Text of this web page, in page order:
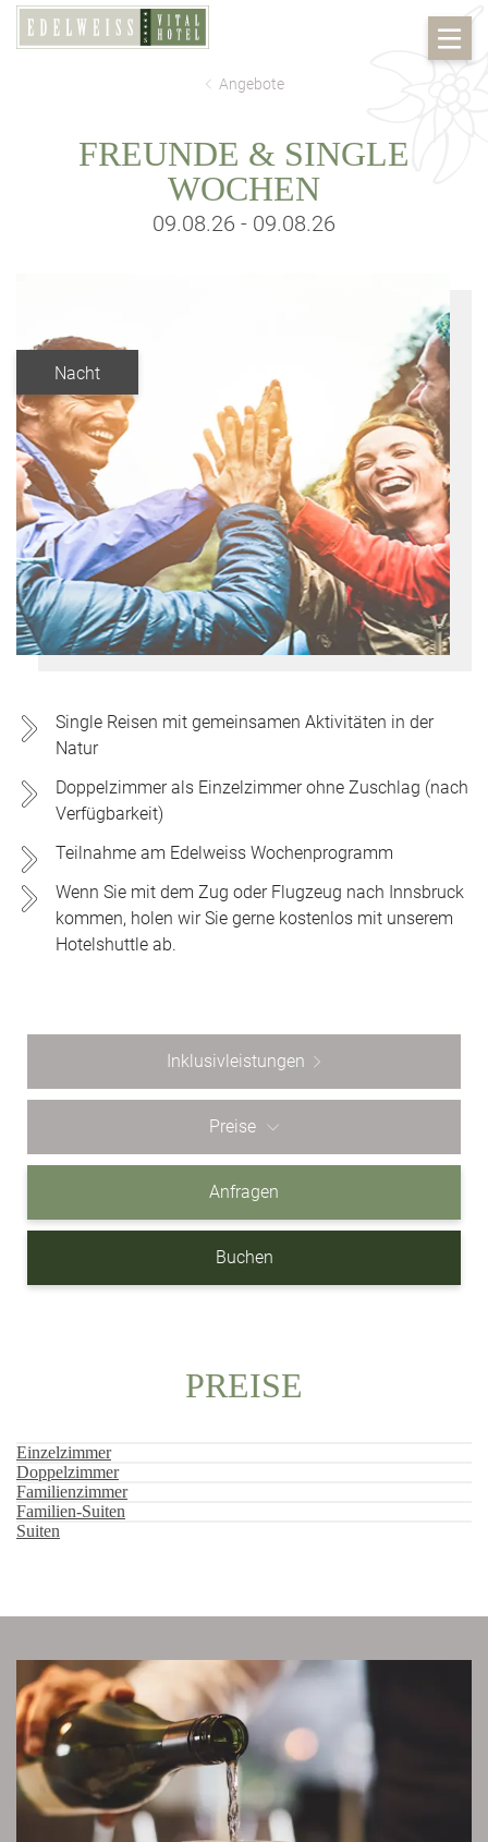
Angebote
FREUNDE & SINGLE
WOCHEN
09.08.26 - 09.08.26
Single Reisen mit gemeinsamen Aktivitäten in der
Natur
Doppelzimmer als Einzelzimmer ohne Zuschlag (nach
Verfügbarkeit)
Teilnahme am Edelweiss Wochenprogramm
Wenn Sie mit dem Zug oder Flugzeug nach Innsbruck
kommen, holen wir Sie gerne kostenlos mit unserem
Hotelshuttle ab.
Nacht
Inklusivleistungen
Preise
Anfragen
Buchen
PREISE
Einzelzimmer
Doppelzimmer
Familienzimmer
Familien-Suiten
Suiten